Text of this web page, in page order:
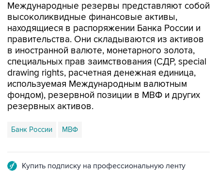
Международные резервы представляют собой
высоколиквидные финансовые активы,
находящиеся в распоряжении Банка России и
правительства. Они складываются из активов
в иностранной валюте, монетарного золота,
специальных прав заимствования (СДР, special
drawing rights, расчетная денежная единица,
используемая Международным валютным
фондом), резервной позиции в МВФ и других
резервных активов.
Банк России МВФ
Купить подписку на профессиональную ленту